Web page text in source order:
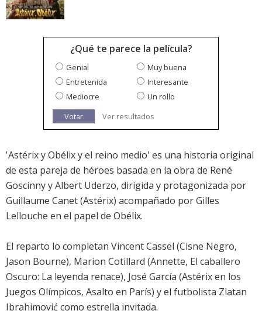
¿Qué te parece la película?
Genial
Muy buena
Entretenida
Interesante
Mediocre
Un rollo
Votar
Ver resultados
'Astérix y Obélix y el reino medio' es una historia original
de esta pareja de héroes basada en la obra de René
Goscinny y Albert Uderzo, dirigida y protagonizada por
Guillaume Canet (Astérix) acompañado por Gilles
Lellouche en el papel de Obélix.
El reparto lo completan Vincent Cassel (Cisne Negro,
Jason Bourne), Marion Cotillard (Annette, El caballero
Oscuro: La leyenda renace), José García (Astérix en los
Juegos Olímpicos, Asalto en París) y el futbolista Zlatan
Ibrahimović como estrella invitada.